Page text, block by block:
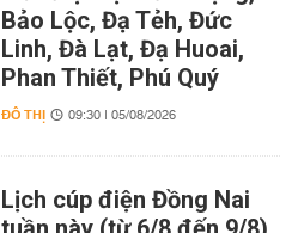
Bảo Lộc, Đạ Tẻh, Đức
Linh, Đà Lạt, Đạ Huoai,
Phan Thiết, Phú Quý
ĐÔ THỊ 09:30 | 05/08/2026
Lịch cúp điện Đồng Nai